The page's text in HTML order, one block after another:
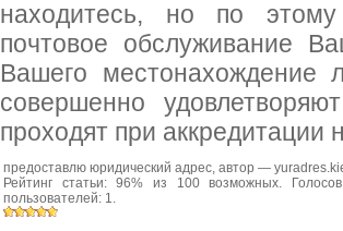
находитесь, но по
почтовое обслуживание
Вашего местонахождение
совершенно
проходят при аккредитации
предоставлю юридический адрес, автор —
Рейтинг статьи:96% из 100возможных. Голосов
пользователей: 1.